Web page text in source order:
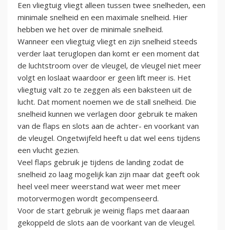
Een vliegtuig vliegt alleen tussen twee snelheden, een
minimale snelheid en een maximale snelheid. Hier
hebben we het over de minimale snelheid.
Wanneer een vliegtuig vliegt en zijn snelheid steeds
verder laat teruglopen dan komt er een moment dat
de luchtstroom over de vleugel, de vleugel niet meer
volgt en loslaat waardoor er geen lift meer is. Het
vliegtuig valt zo te zeggen als een baksteen uit de
lucht. Dat moment noemen we de stall snelheid. Die
snelheid kunnen we verlagen door gebruik te maken
van de flaps en slots aan de achter- en voorkant van
de vleugel. Ongetwijfeld heeft u dat wel eens tijdens
een vlucht gezien.
Veel flaps gebruik je tijdens de landing zodat de
snelheid zo laag mogelijk kan zijn maar dat geeft ook
heel veel meer weerstand wat weer met meer
motorvermogen wordt gecompenseerd.
Voor de start gebruik je weinig flaps met daaraan
gekoppeld de slots aan de voorkant van de vleugel.